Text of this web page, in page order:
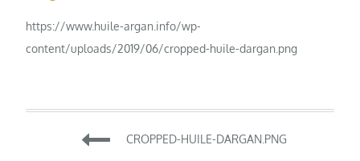
https://www.huile-argan.info/wp-
content/uploads/2019/06/cropped-huile-dargan.png
NavigationCROPPED-HUILE-DARGAN.PNG